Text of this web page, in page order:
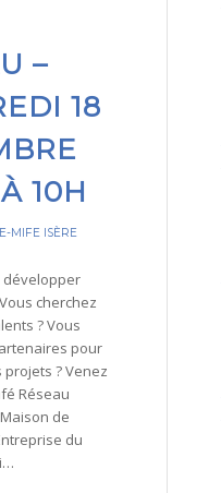
–
18
10H
MIFE ISÈRE
développer
cherchez
? Vous
pour
? Venez
Réseau
de
du